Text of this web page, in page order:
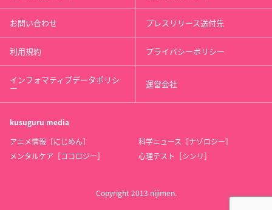
お問い合わせ プレスリリース送付先
利用規約 プライバシーポリシー
インフォマティブデータポリシ
ー 運営会社
kusuguru media
アニメ情報［にじめん］
科学ニュース［ナゾロジー］
メンタルケア［ココロジー］
心理テスト［シンリ］
Copyright 2013 nijimen.